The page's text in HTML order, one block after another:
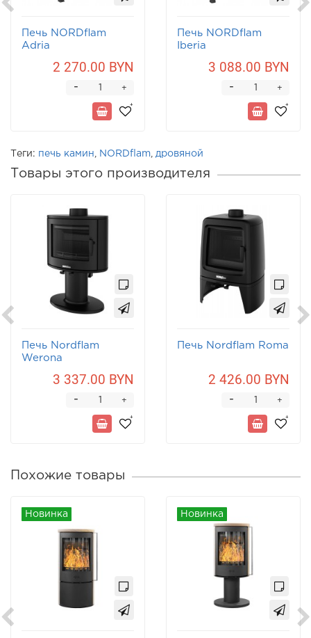
Печь NORDflam
Adria
2 270.00 BYN
+
-
Печь NORDflam
Iberia
3 088.00 BYN
+
-
Теги: печь камин NORDflam дровяной
Товары этого производителя
Печь Nordflam
Werona
3 337.00 BYN
+
-
Печь Nordflam Roma
2 426.00 BYN
+
-
Похожие товары
Новинка Новинка